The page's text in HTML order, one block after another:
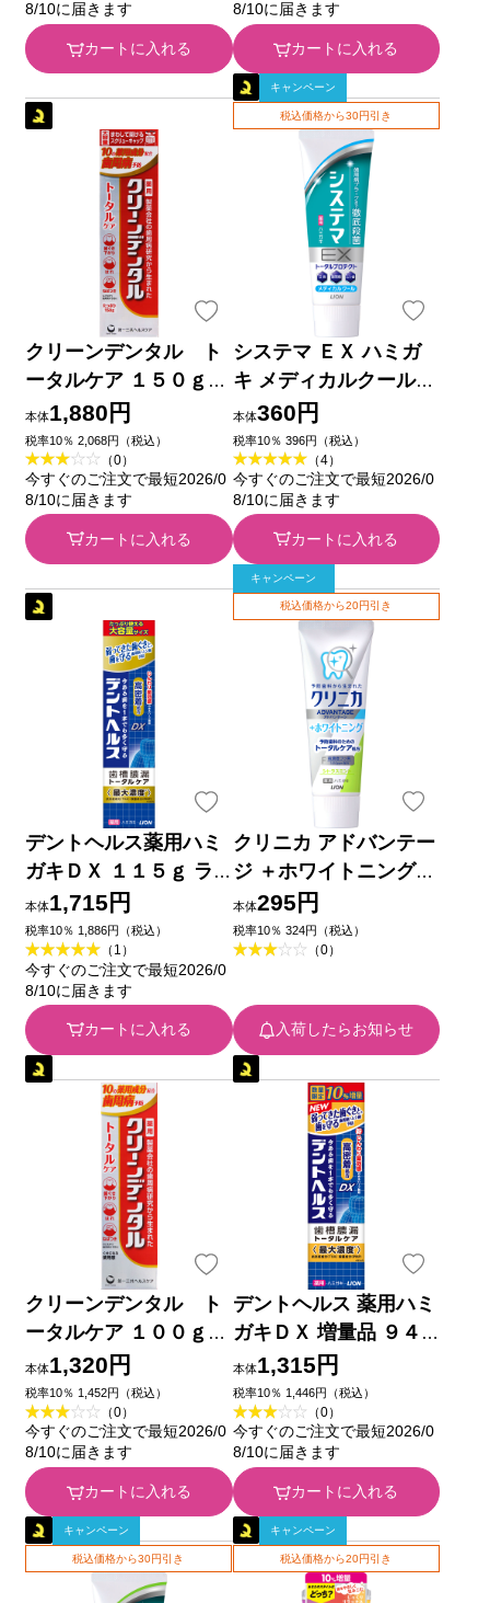
8/10に届きます
カートに入れる
8/10に届きます
カートに入れる
クリーンデンタル ト
ータルケア １５０ｇ
第一三共ヘルスケア
(医薬部外品)
本体1,880円
税率10％ 2,068円（税込）
（0）
今すぐのご注文で最短2026/0
8/10に届きます
カートに入れる
キャンペーン
税込価格から30円引き
システマ ＥＸ ハミガ
キ メディカルクール
歯磨き粉 １３０ｇ ラ
イオン (医薬部外品)
本体360円
税率10％ 396円（税込）
（4）
今すぐのご注文で最短2026/0
8/10に届きます
カートに入れる
デントヘルス薬用ハミ
ガキＤＸ １１５ｇ ラ
イオン (医薬部外品)
本体1,715円
税率10％ 1,886円（税込）
（1）
今すぐのご注文で最短2026/0
8/10に届きます
カートに入れる
キャンペーン
税込価格から20円引き
クリニカ アドバンテー
ジ ＋ホワイトニング
ハミガキ シトラスミン
ト 歯磨き粉 １３０ｇ
ライオン (医薬部外品)
本体295円
税率10％ 324円（税込）
（0）
入荷したらお知らせ
クリーンデンタル ト
ータルケア １００ｇ
第一三共ヘルスケア
(医薬部外品)
本体1,320円
税率10％ 1,452円（税込）
（0）
今すぐのご注文で最短2026/0
8/10に届きます
カートに入れる
デントヘルス 薬用ハミ
ガキＤＸ 増量品 ９４
ｇ ライオン (医薬部外
品)
本体1,315円
税率10％ 1,446円（税込）
（0）
今すぐのご注文で最短2026/0
8/10に届きます
カートに入れる
キャンペーン
税込価格から30円引き
キャンペーン
税込価格から20円引き